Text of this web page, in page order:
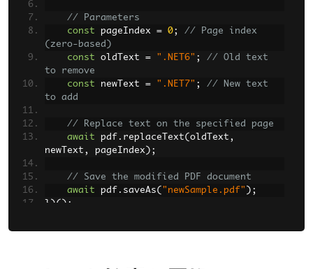
// Parameters
const pageIndex = 0;
// Page index
(zero-based)
const oldText = ".NET6" ;
// Old text
to remove
const newText = ".NET7" ;
// New text
to add
// Replace text on the specified page
await pdf . replaceText( oldText ,
newText , pageIndex );
// Save the modified PDF document
await pdf . saveAs( "newSample.pdf" );
})();